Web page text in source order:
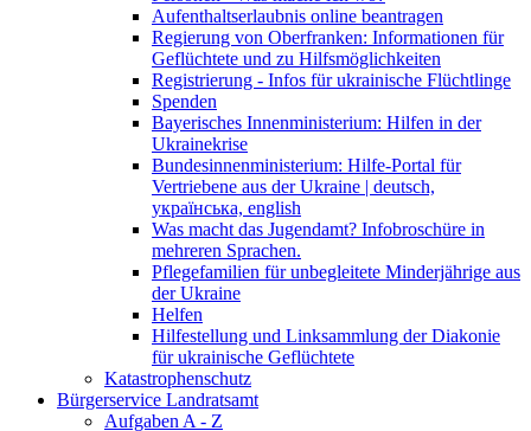
Aufenthaltserlaubnis online beantragen
Regierung von Oberfranken: Informationen für
Geflüchtete und zu Hilfsmöglichkeiten
Registrierung - Infos für ukrainische Flüchtlinge
Spenden
Bayerisches Innenministerium: Hilfen in der
Ukrainekrise
Bundesinnenministerium: Hilfe-Portal für
Vertriebene aus der Ukraine | deutsch,
українська, english
Was macht das Jugendamt? Infobroschüre in
mehreren Sprachen.
Pflegefamilien für unbegleitete Minderjährige aus
der Ukraine
Helfen
Hilfestellung und Linksammlung der Diakonie
für ukrainische Geflüchtete
Katastrophenschutz
Bürgerservice Landratsamt
Aufgaben A - Z